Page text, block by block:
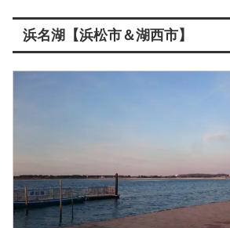
浜名湖【浜松市＆湖西市】